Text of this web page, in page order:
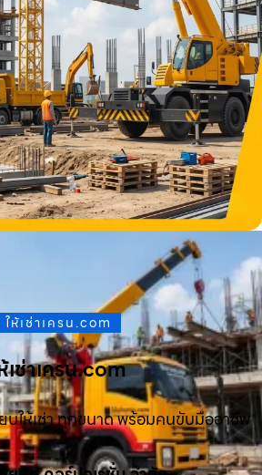
ให้เช่าเครน.com
เช่าเครน.com
บให้เช่า ทุกขนาด พร้อมคนขับมืออาชีพ